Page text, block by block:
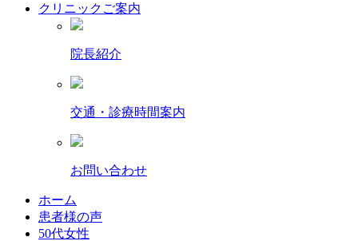
クリニックご案内
院長紹介
交通・診療時間案内
お問い合わせ
ホーム
患者様の声
50代女性